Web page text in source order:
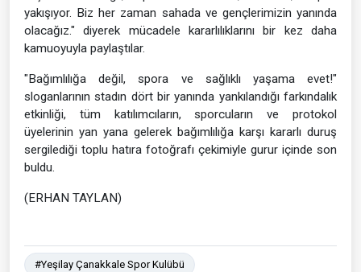
yakışıyor. Biz her zaman sahada ve gençlerimizin yanında
olacağız." diyerek mücadele kararlılıklarını bir kez daha
kamuoyuyla paylaştılar.
"Bağımlılığa değil, spora ve sağlıklı yaşama evet!"
sloganlarının stadın dört bir yanında yankılandığı farkındalık
etkinliği, tüm katılımcıların, sporcuların ve protokol
üyelerinin yan yana gelerek bağımlılığa karşı kararlı duruş
sergilediği toplu hatıra fotoğrafı çekimiyle gurur içinde son
buldu.
(ERHAN TAYLAN)
#Yeşilay Çanakkale Spor Kulübü